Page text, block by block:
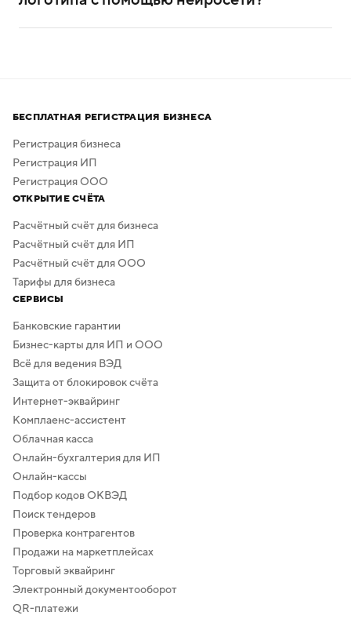
а скачать результат можно бесплатно в высоком
качестве. Дополнительная обработка не нужна —
в сервисе предусмотрено скачивание логотипа без
фона.
БЕСПЛАТНАЯ РЕГИСТРАЦИЯ БИЗНЕСА
Регистрация бизнеса
Регистрация ИП
Регистрация ООО
ОТКРЫТИЕ СЧЁТА
Расчётный счёт для бизнеса
Расчётный счёт для ИП
Расчётный счёт для ООО
Тарифы для бизнеса
СЕРВИСЫ
Банковские гарантии
Бизнес-карты для ИП и ООО
Всё для ведения ВЭД
Защита от блокировок счёта
Интернет-эквайринг
Комплаенс-ассистент
Облачная касса
Онлайн-бухгалтерия для ИП
Онлайн-кассы
Подбор кодов ОКВЭД
Поиск тендеров
Проверка контрагентов
Продажи на маркетплейсах
Торговый эквайринг
Электронный документооборот
QR-платежи